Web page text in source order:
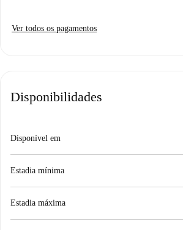
Ver todos os pagamentos
Disponibilidades
Disponível em
Estadia mínima
Estadia máxima